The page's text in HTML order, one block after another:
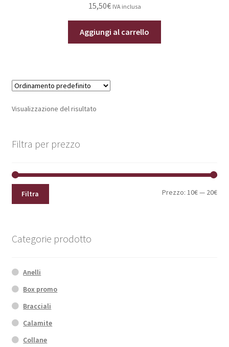
15,50€ IVA inclusa
Aggiungi al carrello
Visualizzazione del risultato
Filtra per prezzo
Filtra Prezzo:10€— 20€
Categorie prodotto
Anelli
Box promo
Bracciali
Calamite
Collane